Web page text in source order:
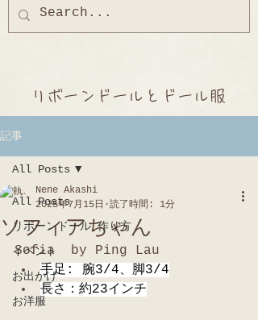
リボーンドールとドール服
記事
All Posts
リボーンドール 作り方
イベント
お出かけ
お洋服
All Posts
ソフィアちゃん
Nene Akashi
2025年7月15日
読了時間: 1分
Sofia  by Ping Lau
手足: 腕3/4、脚3/4
長さ：約23インチ